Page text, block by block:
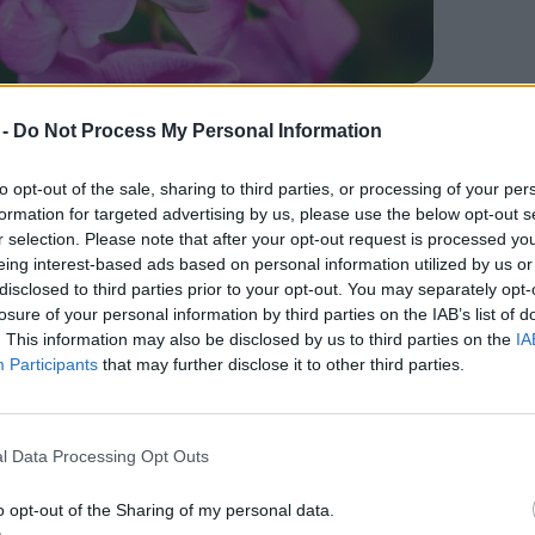
Do Not Process My Personal Information
opt-out of the sale, sharing to third parties, or processing of your
for targeted advertising by us, please use the below opt-out
selection. Please note that after your opt-out request is processed
interest-based ads based on personal information utilized by us
to third parties prior to your opt-out. You may separately
of your personal information by third parties on the IAB’s list of
This information may also be disclosed by us to third parties on the
Participants that may further disclose it to other third parties.
Data Processing Opt Outs
opt-out of the Sharing of my personal data.
akkor nagy kérdés, hogy miként lehet a
a fölösleges szenvedésük.
kérdezi, hogy mi van akkor, ha nemcsak
aggódnunk, hanem az egyes rovarok
egy része különösen améhekre
a poszméhek képesek elkerülni
helyzetekben mérlegelni
a jutalom között.
ki olyan viselkedéseket, amelyek
emlékeztetnek. Ezek az
hogy a rovarok ugyanúgy